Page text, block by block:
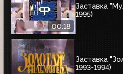
00:18
Заставка
1995)
Заставка
1993-1994)